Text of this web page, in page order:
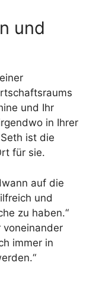
und
und Ihr
in Ihrer
ist die
für sie.
auf die
und
zu haben.“
voneinander
immer in